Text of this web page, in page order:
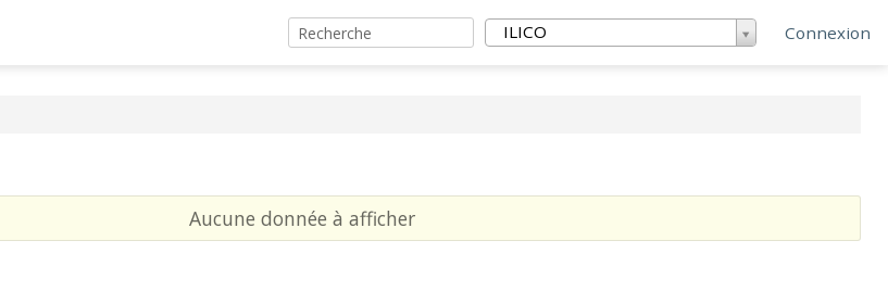
ILICO Connexion
Aucune donnée à afficher